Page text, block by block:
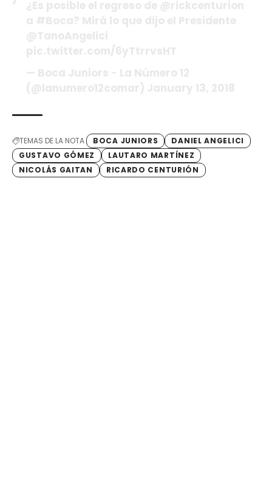
TEMAS DE LA NOTA BOCA JUNIORS
DANIEL ANGELICI
GUSTAVO GÓMEZ
LAUTARO MARTÍNEZ
NICOLÁS GAITAN
RICARDO CENTURIÓN